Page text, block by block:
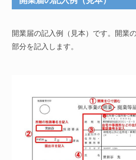
開業届の記入例（見本）です。開業
部分を記入します。